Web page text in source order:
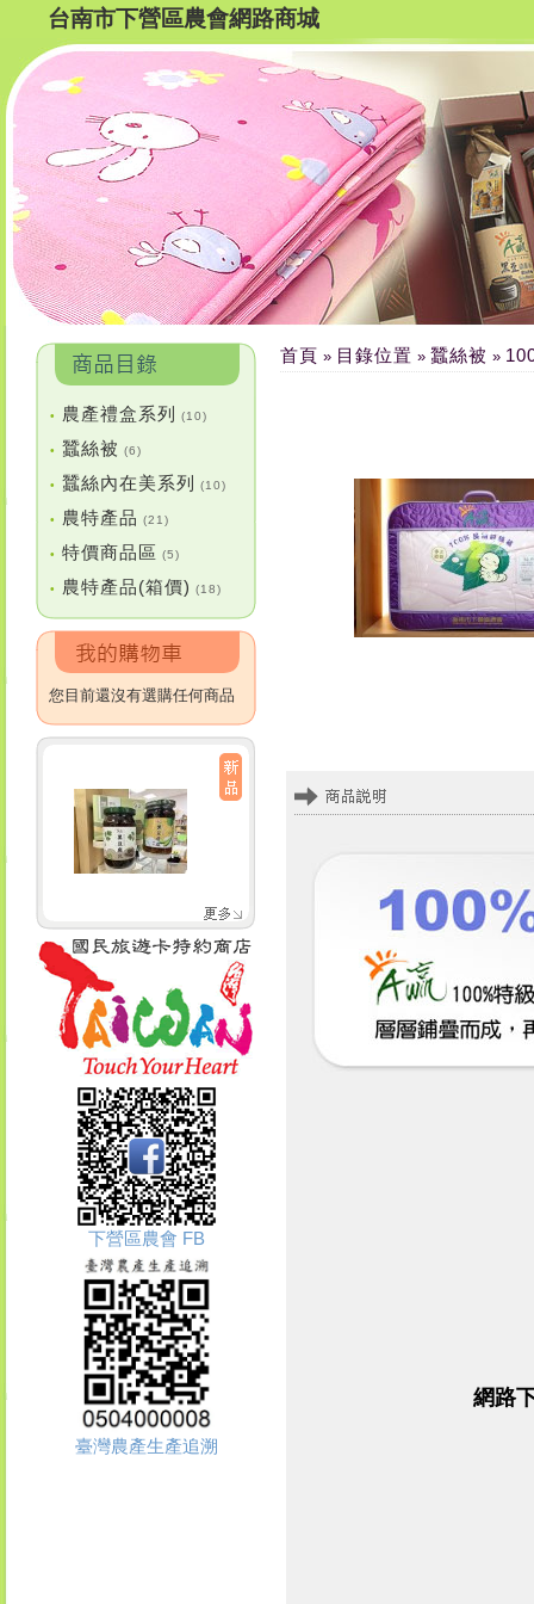
台南市下營區農會網路商城
• 農產禮盒系列 (10)
• 蠶絲被 (6)
• 蠶絲內在美系列 (10)
• 農特產品 (21)
• 特價商品區 (5)
• 農特產品(箱價) (18)
您目前還沒有選購任何商品
下營區農會 FB
臺灣農產生產追溯
首頁 » 目錄位置 » 蠶絲被 »
網路